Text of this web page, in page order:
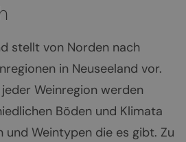
stellt von Norden nach
in Neuseeland vor.
Weinregion werden
Böden und Klimata
und Weintypen die es gibt. Zu